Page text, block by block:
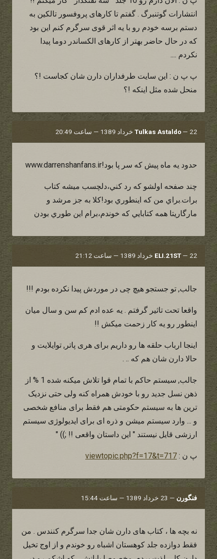
انتشارات گوتنبرگ . گفتم تا کارهای پروفسور تالکین به
دستم برسه خودم رو با یه اثر قوی سرگرم کنم این بود
که در حال حاضر بهتر از کارهای الکساندر دوما پیدا
نکردم ....
پ پ ن : این سایت طرفداران دارن شان کجاست !؟
منحل شده مثل اینکه !؟
Tulkas Astaldo — 22 خرداد 1389 — ساعت 20:49
حدود يه ماه پيش كه سر پا بود!www.darrenshanfans.ir
چند صفحه اولشو كه رد كني،دلچسب ميشه كتاب
برات.براي من كه اينطوري بود!كلا به جز مرشد و
مارگاريتا همه كتابايي كه خوندم،برام اين طوري بودن
ELI.21ST — 22 خرداد 1389 — ساعت 21:12
جالب, تو جستجو هیچ چی در موردش پیدا نکرده بودم !!!
واقعا تحت تاثیر گرفتم . یه عده ادم کم سن و سال میان
اینطور رو یه کار زحمت میکش !!
اینجا ارباب حلقه ها رو داریم برای هری پاتر, توایلایت و
حالا دارن شان هم که .. .
جالب, سیستم حاکم با تمام قوا تلاش میکنه شده 1 % از
ذهن نسل جدید رو با خودش همراه کنه ولی حتی نزدیک
ترین ها به سیستم حکومتی هم فقط برای منافع شخصی
و ... وارد سیستم میشن و ذره ای برای ایدیولوژی سیستم
ارزشی قایل نیستند " این داستان واقعی !! ;)) "
پ ن : viewtopic.php?f=17&t=717
فنگورن — 23 خرداد 1389 — ساعت 15:44
نه بچه ها ، کتاب های دارن شان جدا سرگرم کنندس . من
فقط دوازده جلد کوهستان اشباه رو خوندم و از اوج تخیل